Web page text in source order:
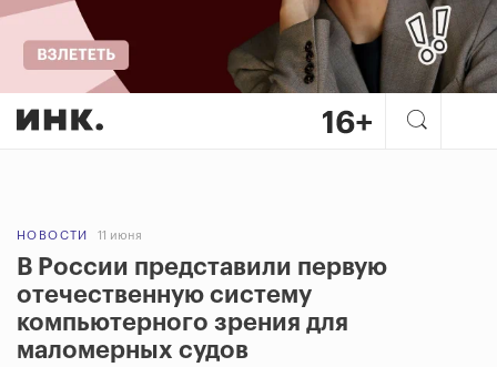
НОВОСТИ 11 июня
В России представили первую
отечественную систему
компьютерного зрения для
маломерных судов